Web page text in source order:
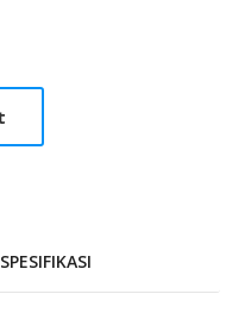
SPESIFIKASI